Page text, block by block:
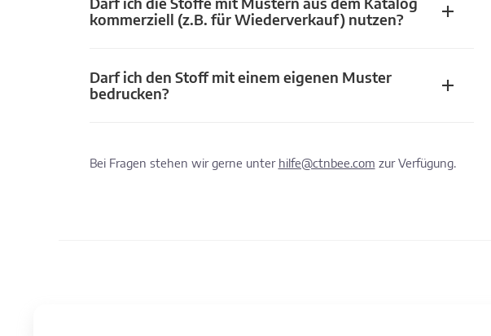
kommerziell (z.B. für Wiederverkauf) nutzen?
Darf ich den Stoff mit einem eigenen Muster
bedrucken?
Bei Fragen stehen wir gerne unter hilfe@ctnbee.com zur Verfügung.